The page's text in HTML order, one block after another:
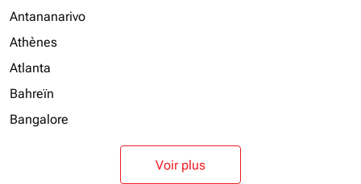
Antananarivo
Athènes
Atlanta
Bahreïn
Bangalore
Voir plus